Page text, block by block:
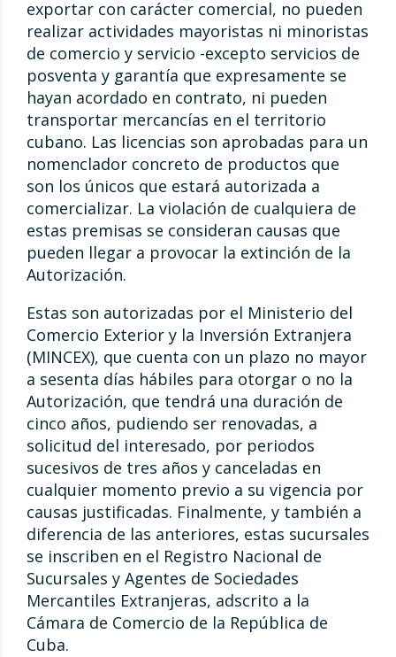
exportar con carácter comercial, no pueden
realizar actividades mayoristas ni minoristas
de comercio y servicio -excepto servicios de
posventa y garantía que expresamente se
hayan acordado en contrato, ni pueden
transportar mercancías en el territorio
cubano. Las licencias son aprobadas para un
nomenclador concreto de productos que
son los únicos que estará autorizada a
comercializar. La violación de cualquiera de
estas premisas se consideran causas que
pueden llegar a provocar la extinción de la
Autorización.
Estas son autorizadas por el Ministerio del
Comercio Exterior y la Inversión Extranjera
(MINCEX), que cuenta con un plazo no mayor
a sesenta días hábiles para otorgar o no la
Autorización, que tendrá una duración de
cinco años, pudiendo ser renovadas, a
solicitud del interesado, por periodos
sucesivos de tres años y canceladas en
cualquier momento previo a su vigencia por
causas justificadas. Finalmente, y también a
diferencia de las anteriores, estas sucursales
se inscriben en el Registro Nacional de
Sucursales y Agentes de Sociedades
Mercantiles Extranjeras, adscrito a la
Cámara de Comercio de la República de
Cuba.